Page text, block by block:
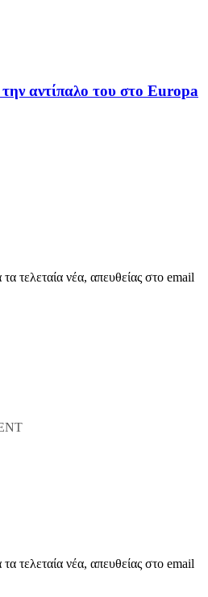
αντίπαλο του στο Europa
τελεταία νέα, απευθείας στο email
τελεταία νέα, απευθείας στο email